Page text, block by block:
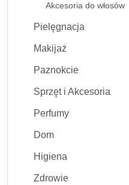
Akcesoria do włosów
Pielęgnacja
Makijaż
Paznokcie
Sprzęt i Akcesoria
Perfumy
Dom
Higiena
Zdrowie